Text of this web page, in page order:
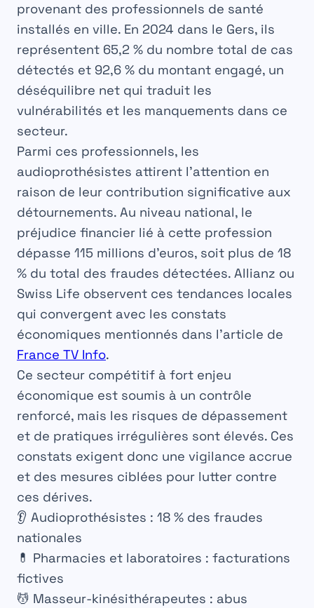
provenant des professionnels de santé
installés en ville. En 2024 dans le Gers, ils
représentent 65,2 % du nombre total de cas
détectés et 92,6 % du montant engagé, un
déséquilibre net qui traduit les
vulnérabilités et les manquements dans ce
secteur.
Parmi ces professionnels, les
audioprothésistes attirent l’attention en
raison de leur contribution significative aux
détournements. Au niveau national, le
préjudice financier lié à cette profession
dépasse 115 millions d’euros, soit plus de 18
% du total des fraudes détectées. Allianz ou
Swiss Life observent ces tendances locales
qui convergent avec les constats
économiques mentionnés dans l’article de
France TV Info.
Ce secteur compétitif à fort enjeu
économique est soumis à un contrôle
renforcé, mais les risques de dépassement
et de pratiques irrégulières sont élevés. Ces
constats exigent donc une vigilance accrue
et des mesures ciblées pour lutter contre
ces dérives.
👂 Audioprothésistes : 18 % des fraudes
nationales
💊 Pharmacies et laboratoires : facturations
fictives
💆 Masseur-kinésithérapeutes : abus